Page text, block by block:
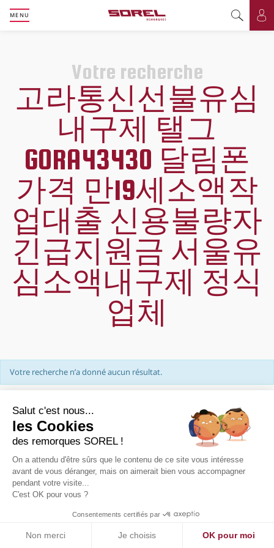
MENU Basculer
고라통신선불유심
내구제 탤그
GORA43430 달림폰
가격 만19세소액작
업대출 신용불량자
긴급지원금 서울유
심소액내구제 정식
업체
Votre recherche
Votre recherche n’a donné aucun résultat.
PRÉSENTATION
MENTIONS LÉGALES
Salut c'est nous...
les Cookies
des remorques SOREL !
On a attendu d'être sûrs que le contenu de ce site vous intéresse
avant de vous déranger, mais on aimerait bien vous accompagner
pendant votre visite...
C'est OK pour vous ?
Consentements certifiés par
Non merci Je choisis OK pour moi